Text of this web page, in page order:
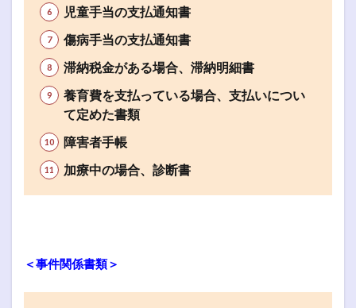
児童手当の支払通知書
傷病手当の支払通知書
滞納税金がある場合、滞納明細書
養育費を支払っている場合、支払いについ
て定めた書類
障害者手帳
加療中の場合、診断書
＜事件関係書類＞